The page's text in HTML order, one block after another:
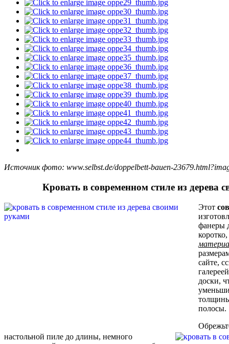
Источник фото: www.selbst.de/doppelbett-bauen-
Кровать в современном стиле из дерева
Этот
фанеры
сайте,
доски,
полосы.
настольной пиле до длины, немного